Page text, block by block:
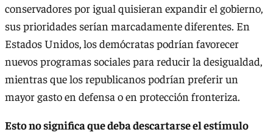
conservadores por igual quisieran expandir el gobierno,
sus prioridades serían marcadamente diferentes. En
Estados Unidos, los demócratas podrían favorecer
nuevos programas sociales para reducir la desigualdad,
mientras que los republicanos podrían preferir un
mayor gasto en defensa o en protección fronteriza.
Esto no significa que deba descartarse el estímulo